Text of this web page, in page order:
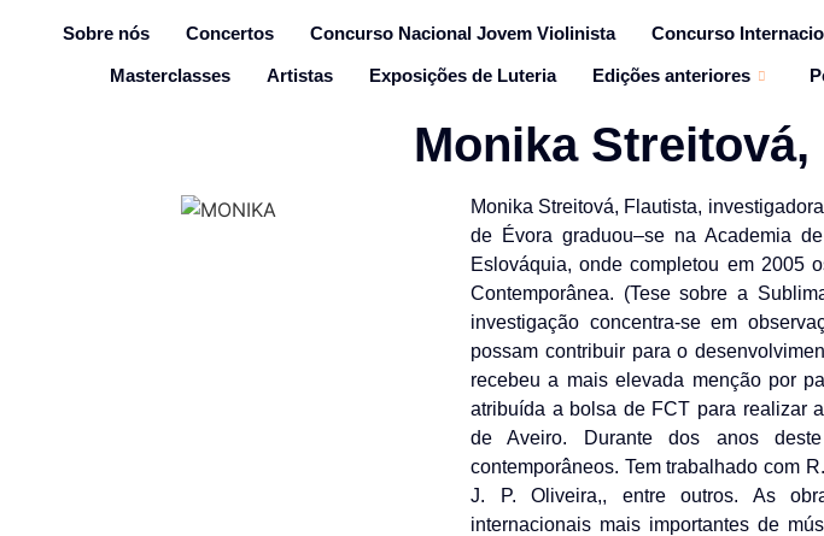
Sobre nós Concertos Concurso Nacional Jovem Violinista Concurso
Masterclasses Artistas Exposições de Luteria Edições anteriores
Monika Streitová,
Monika Streitová, Flautista,
de Évora graduou–se na Academia
Eslováquia, onde completou em 2005
Contemporânea. (Tese sobre a
investigação concentra-se em
possam contribuir para o
recebeu a mais elevada menção por
atribuída a bolsa de FCT para realizar
de Aveiro. Durante dos anos deste
contemporâneos. Tem trabalhado com
J. P. Oliveira,, entre outros. As
internacionais mais importantes de